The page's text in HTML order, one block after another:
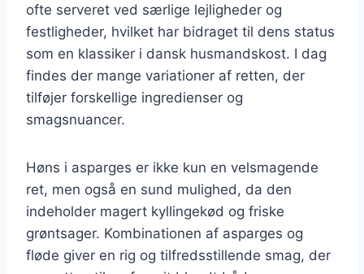
ofte serveret ved særlige lejligheder og
festligheder, hvilket har bidraget til dens status
som en klassiker i dansk husmandskost. I dag
findes der mange variationer af retten, der
tilføjer forskellige ingredienser og
smagsnuancer.
Høns i asparges er ikke kun en velsmagende
ret, men også en sund mulighed, da den
indeholder magert kyllingekød og friske
grøntsager. Kombinationen af asparges og
fløde giver en rig og tilfredsstillende smag, der